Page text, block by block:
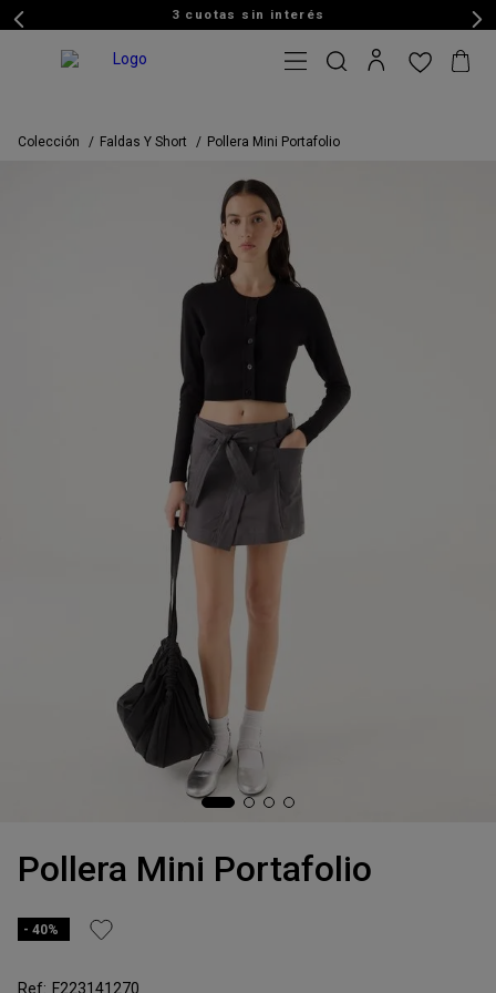
3 cuotas sin interés
Colección Faldas Y Short Pollera Mini Portafolio
Pollera Mini Portafolio
40%
F223141270